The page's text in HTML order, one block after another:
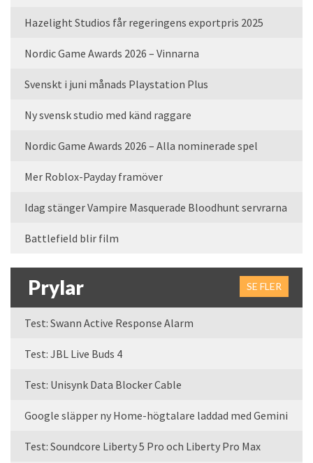
Hazelight Studios får regeringens exportpris 2025
Nordic Game Awards 2026 – Vinnarna
Svenskt i juni månads Playstation Plus
Ny svensk studio med känd raggare
Nordic Game Awards 2026 – Alla nominerade spel
Mer Roblox-Payday framöver
Idag stänger Vampire Masquerade Bloodhunt servrarna
Battlefield blir film
Prylar SE FLER
Test: Swann Active Response Alarm
Test: JBL Live Buds 4
Test: Unisynk Data Blocker Cable
Google släpper ny Home-högtalare laddad med Gemini
Test: Soundcore Liberty 5 Pro och Liberty Pro Max